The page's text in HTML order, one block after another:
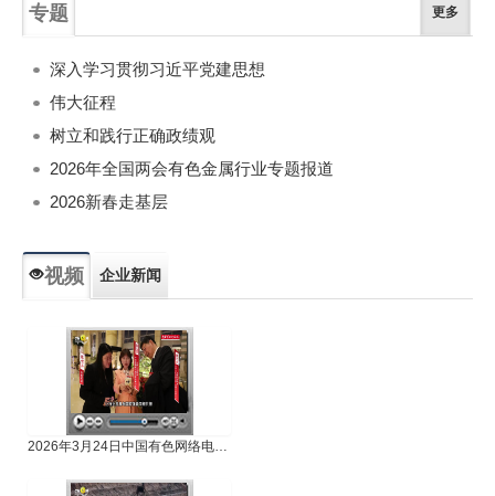
专题 更多
深入学习贯彻习近平党建思想
伟大征程
树立和践行正确政绩观
2026年全国两会有色金属行业专题报道
2026新春走基层
视频 企业新闻
2026年3月24日中国有色网络电视新闻